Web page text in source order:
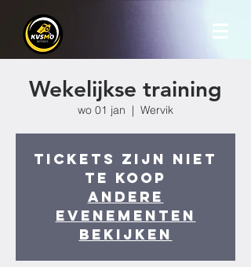
Wekelijkse training
wo 01 jan
  |
Wervik
Tickets zijn niet
te koop
Andere
evenementen
bekijken